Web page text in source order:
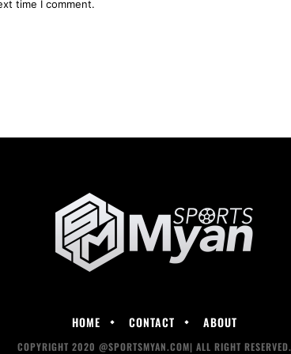
time I comment.
HOME CONTACT ABOUT
COPYRIGHT 2020 @SPORTSMYAN.COM| ALL RIGHT RESERVED.